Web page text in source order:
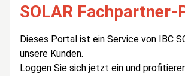
SOLAR Fachpartner-
Dieses Portal ist ein Service von IBC
unsere Kunden.
Loggen Sie sich jetzt ein und